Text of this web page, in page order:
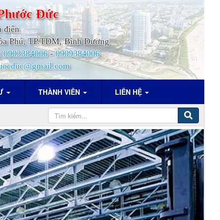
Đức
điện
Phú, TP.TDM, Bình Dương
0903384006-0909384006
THÀNH VIÊN LIÊN HỆ